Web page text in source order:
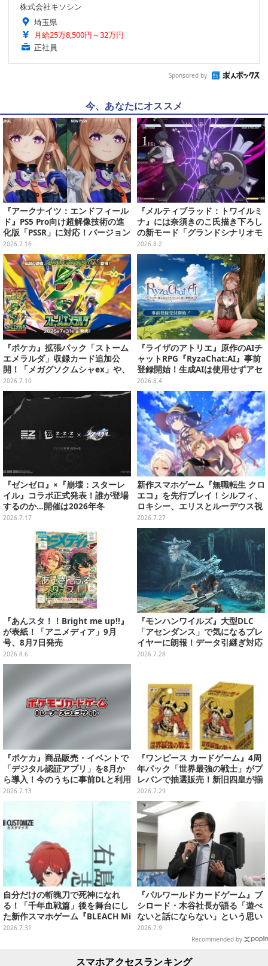
株式会社キソシン
埼玉県
月給25万8,500円～32万円
正社員
Sponsored by
今、あなたにオススメ
『アークナイツ：エンドフィール
ド』PS5 Pro向け超解像技術の進
化版「PSSR」に対応！バージョン
1.4「向淵行」で新たな仲間や世
界の冒険がより鮮明に
2026.7.16
『メルティブラッド：トワイルミ
ナ』には奈須きのこ氏描き下ろし
の新モード「グランドシナリオモ
ード」搭載！ワンボタンの簡単操
作「Act」も追加
2026.8.2
『ポケカ』拡張パック「ストーム
エメラルダ」収録カード追加公
開！「メガグソクムシャex」や、
2枚1組で使うスタジアムがさらに
登場
2026.7.10
『ライザのアトリエ』原作のAIチ
ャットRPG『RyzaChat:AI』事前
登録開始！生成AIは使用せずアセ
ットはトリダモノ氏監修で人力作
成、音声もアプリ専用収録素材を
活用
2026.8.4
『ゼンゼロ』×『崩壊：スターレ
イル』コラボ正式発表！誰が登場
するのか…開催は2026年冬
2026.7.17
新作スマホゲーム『無職転生 クロ
エコ』を先行プレイ！シルフィ、
ロキシー、エリスとルーデウス視
点でイチャイチャできるマイルー
ム機能も存在しており……!?
2026.7.27
『あんスタ！！Bright me up!!』
が表紙！「アニメディア」9月
号、8月7日発売
2026.8.6
『モンハンワイルズ』大型DLC
「アセンダンス」で気になるプレ
イヤーに朗報！データ引継ぎ対応
の「序盤体験版」が配信決定
2026.7.28
『ポケカ』商品販売・イベントで
「デジタル認証アプリ」を8月か
ら導入！今のうちに事前DLと利用
登録をお願い
2026.7.13
『ワンピース カードゲーム』4周
年パック「世界最強の戦士」がプ
レバンで抽選販売！新旧四皇が揃
い踏み、新たに「覇王色SP」も収
録
2026.7.29
自分だけの斬魄刀で死神になれ
る！「千年血戦篇」後を舞台にし
た新作スマホゲーム『BLEACH Mi
rrors High』クローズドβテスト
2026.7.31
『パルワールドカードゲーム』ブ
シロード・木谷社長が語る「遊べ
ないと話にならない」という思い
ーメディア向け体験会をレポー
ト！ ギアや建築物で盤面を組む戦
2026.7.9
Recommended by
スマホアクセスランキング